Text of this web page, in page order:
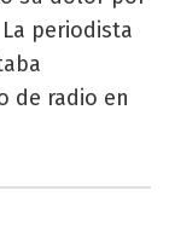
periodista
de radio en